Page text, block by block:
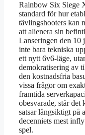
Rainbow Six Siege
standard för hur
tävlingshooters kan
att alienera sin
Lanseringen den 10
inte bara tekniska
ett nytt 6v6-läge,
demokratisering av
den kostnadsfria
vissa frågor om
framtida
obesvarade, står
satsar långsiktigt på
decenniets mest
spel.